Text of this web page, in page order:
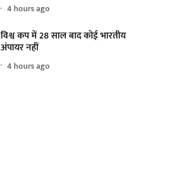
4 hours ago
विश्व कप में 28 साल बाद कोई भारतीय
अंपायर नहीं
4 hours ago